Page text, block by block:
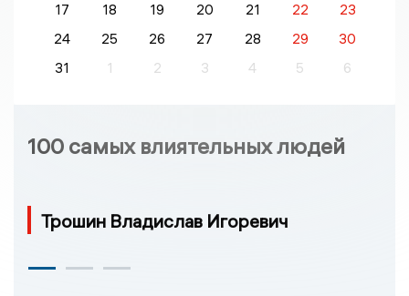
17
18 19 20 21 22
23
24
25 26 27 28 29
30
31
1 2 3 4 5 6
100 самых влиятельных людей
Трошин Владислав Игоревич